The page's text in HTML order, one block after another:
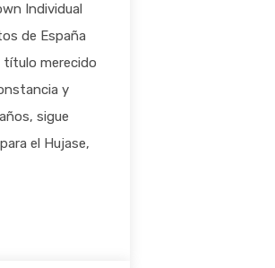
Individual
de España
título merecido
y
sigue
el Hujase,